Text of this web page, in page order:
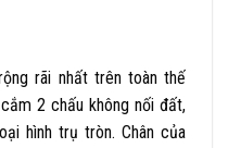
rãi nhất trên toàn thế
2 chấu không nối đất,
hình trụ tròn. Chân của